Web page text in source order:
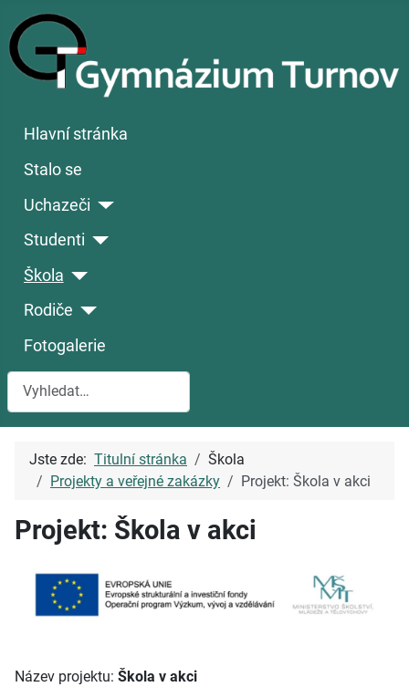
Hlavní stránka
Stalo se
Uchazeči
Studenti
Škola
Rodiče
Fotogalerie
Hledat
Jste zde: Titulní stránka
Škola
Projekty a veřejné zakázky
Projekt: Škola v akci
Projekt: Škola v akci
Název projektu: Škola v akci